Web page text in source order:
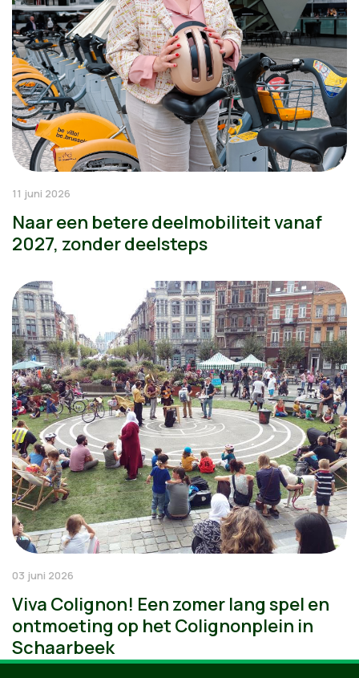
11 juni 2026
Naar een betere deelmobiliteit vanaf
2027, zonder deelsteps
03 juni 2026
Viva Colignon! Een zomer lang spel en
ontmoeting op het Colignonplein in
Schaarbeek